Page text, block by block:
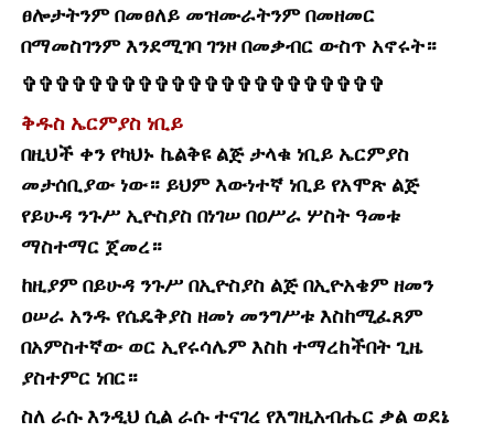
ፀሎታትንም በመፀለይ መዝሙራትንም በመዘመር
በማመስገንም እንደሚገባ ገንዞ በመቃብር ውስጥ አኖሩት።
✞✞✞✞✞✞✞✞✞✞✞✞✞✞✞✞✞✞✞✞✞✞
ቅዱስ ኤርምያስ ነቢይ
በዚህች ቀን የካህኑ ኬልቅዩ ልጅ ታላቁ ነቢይ ኤርምያስ
መታሰቢያው ነው። ይህም እውነተኛ ነቢይ የአሞጽ ልጅ
የይሁዳ ንጉሥ ኢዮስያስ በነገሠ በዐሥራ ሦስት ዓመቱ
ማስተማር ጀመረ።
ከዚያም በይሁዳ ንጉሥ በኢዮስያስ ልጅ በኢዮአቄም ዘመን
ዐሠራ አንዱ የሴዴቅያስ ዘመነ መንግሥቱ እስከሚፈጸም
በአምስተኛው ወር ኢየሩሳሌም እስከ ተማረከችበት ጊዜ
ያስተምር ነበር።
ስለ ራሱ እንዲህ ሲል ራሱ ተናገረ የእግዚአብሔር ቃል ወደኔ